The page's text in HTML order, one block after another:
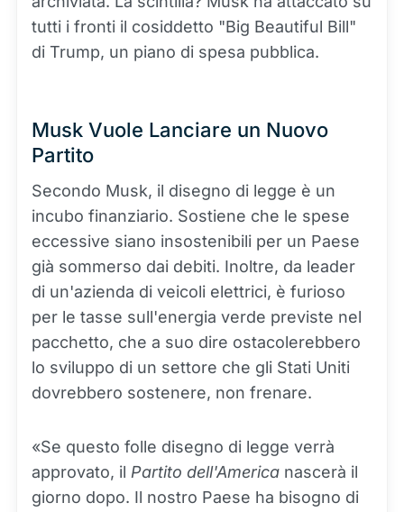
tutti i fronti il cosiddetto "Big Beautiful Bill"
di Trump, un piano di spesa pubblica.
Musk Vuole Lanciare un Nuovo
Partito
Secondo Musk, il disegno di legge è un
incubo finanziario. Sostiene che le spese
eccessive siano insostenibili per un Paese
già sommerso dai debiti. Inoltre, da leader
di un'azienda di veicoli elettrici, è furioso
per le tasse sull'energia verde previste nel
pacchetto, che a suo dire ostacolerebbero
lo sviluppo di un settore che gli Stati Uniti
dovrebbero sostenere, non frenare.
«Se questo folle disegno di legge verrà
approvato, il Partito dell'America nascerà il
giorno dopo. Il nostro Paese ha bisogno di